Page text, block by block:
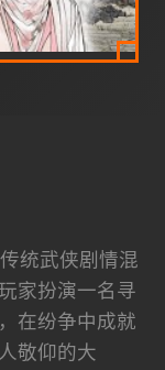
统武侠剧情混
家扮演一名寻
在纷争中成就
敬仰的大